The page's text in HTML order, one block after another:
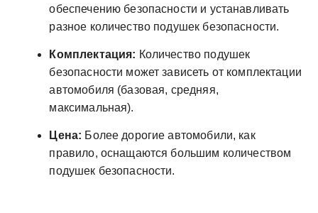
обеспечению безопасности и устанавливать
разное количество подушек безопасности.
Комплектация: Количество подушек
безопасности может зависеть от комплектации
автомобиля (базовая, средняя,
максимальная).
Цена: Более дорогие автомобили, как
правило, оснащаются большим количеством
подушек безопасности.